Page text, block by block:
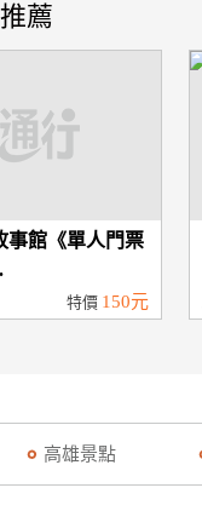
薦
事館《單人門票
特價 150元
高雄景點